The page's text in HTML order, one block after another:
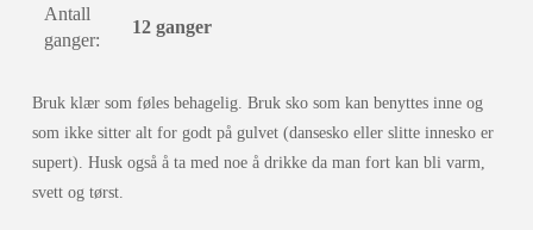
Antall
ganger:
12 ganger
Bruk klær som føles behagelig. Bruk sko som kan benyttes inne og
som ikke sitter alt for godt på gulvet (dansesko eller slitte innesko er
supert). Husk også å ta med noe å drikke da man fort kan bli varm,
svett og tørst.